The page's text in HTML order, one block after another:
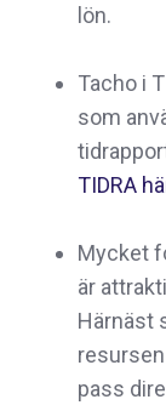
lön.
Tacho i
som
TIDRA
Mycket
är
Härnäst
pass